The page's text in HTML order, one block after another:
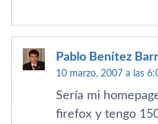
Pablo Bení­tez
10 marzo, 2007 a las
Serí­a mi
firefox y tengo